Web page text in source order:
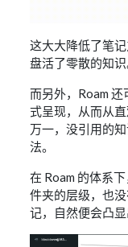
这大大降低了笔
盘活了零散的知识
而另外，Roam
式呈现，从而从
万一，没引用的
法。
在 Roam 的体系
件夹的层级，也
记，自然便会凸显